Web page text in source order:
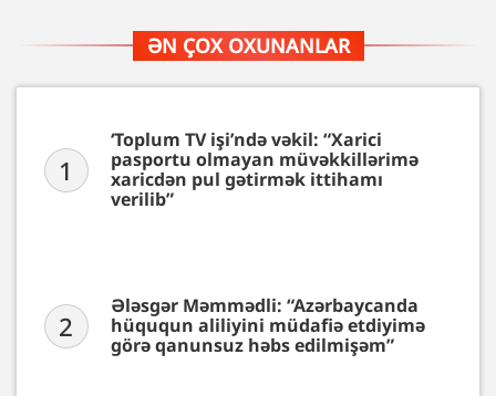
ƏN ÇOX OXUNANLAR
1
‘Toplum TV işi’ndə vəkil: “Xarici
pasportu olmayan müvəkkillərimə
xaricdən pul gətirmək ittihamı
verilib”
2
Ələsgər Məmmədli: “Azərbaycanda
hüququn aliliyini müdafiə etdiyimə
görə qanunsuz həbs edilmişəm”